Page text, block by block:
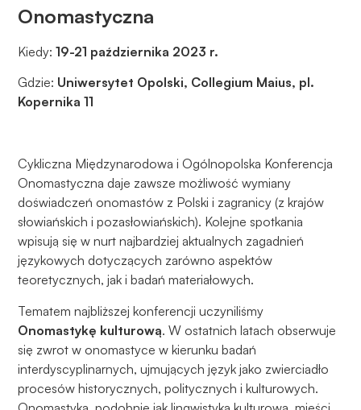
Onomastyczna
Kiedy: 19-21 października 2023 r.
Gdzie: Uniwersytet Opolski, Collegium Maius, pl.
Kopernika 11
Cykliczna Międzynarodowa i Ogólnopolska Konferencja
Onomastyczna daje zawsze możliwość wymiany
doświadczeń onomastów z Polski i zagranicy (z krajów
słowiańskich i pozasłowiańskich). Kolejne spotkania
wpisują się w nurt najbardziej aktualnych zagadnień
językowych dotyczących zarówno aspektów
teoretycznych, jak i badań materiałowych.
Tematem najbliższej konferencji uczyniliśmy
Onomastykę kulturową. W ostatnich latach obserwuje
się zwrot w onomastyce w kierunku badań
interdyscyplinarnych, ujmujących język jako zwierciadło
procesów historycznych, politycznych i kulturowych.